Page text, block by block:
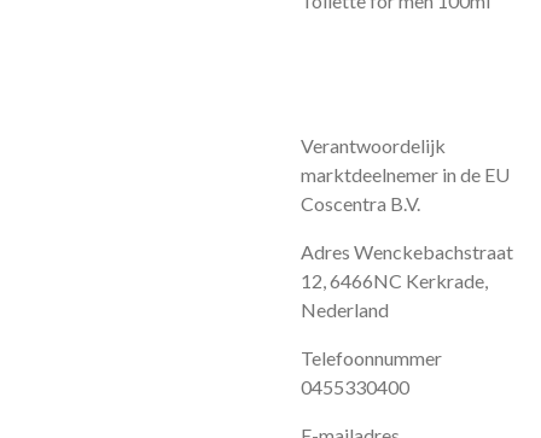
Verantwoordelijk
marktdeelnemer in de EU
Coscentra B.V.
Adres Wenckebachstraat
12, 6466NC Kerkrade,
Nederland
Telefoonnummer
0455330400